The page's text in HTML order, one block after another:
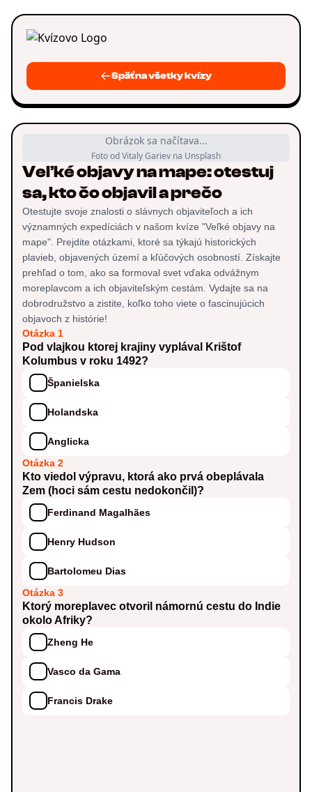
Späť na všetky kvízy
Obrázok sa načítava...
Foto od Vitaly Gariev na Unsplash
Veľké objavy na mape: otestuj
sa, kto čo objavil a prečo
Otestujte svoje znalosti o slávnych objaviteľoch a ich
významných expedíciách v našom kvíze "Veľké objavy na
mape". Prejdite otázkami, ktoré sa týkajú historických
plavieb, objavených území a kľúčových osobností. Získajte
prehľad o tom, ako sa formoval svet vďaka odvážnym
moreplavcom a ich objaviteľským cestám. Vydajte sa na
dobrodružstvo a zistite, koľko toho viete o fascinujúcich
objavoch z histórie!
Otázka 1
Pod vlajkou ktorej krajiny vyplával Krištof
Kolumbus v roku 1492?
Španielska
Holandska
Anglicka
Otázka 2
Kto viedol výpravu, ktorá ako prvá obeplávala
Zem (hoci sám cestu nedokončil)?
Ferdinand Magalhães
Henry Hudson
Bartolomeu Dias
Otázka 3
Ktorý moreplavec otvoril námornú cestu do Indie
okolo Afriky?
Zheng He
Vasco da Gama
Francis Drake